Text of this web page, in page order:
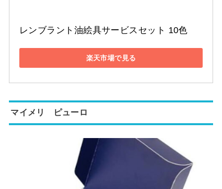
レンブラント油絵具サービスセット 10色
楽天市場で見る
マイメリ ピューロ